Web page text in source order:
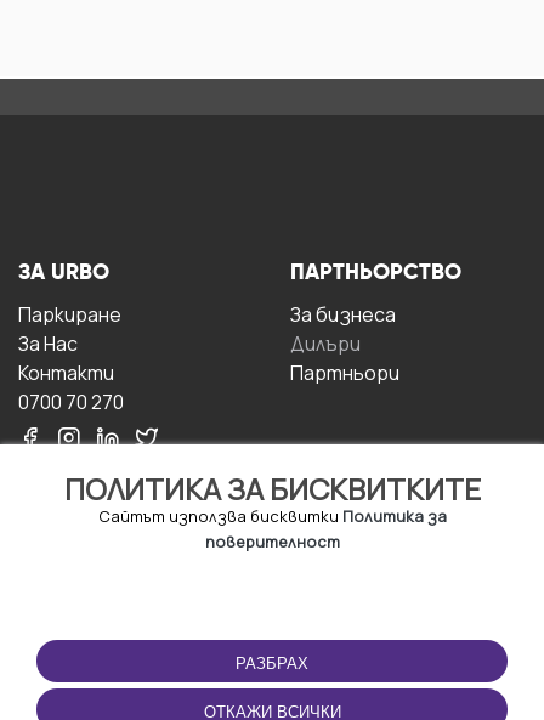
ПОЛИТИКА ЗА БИСКВИТКИТЕ
Сайтът използва бисквитки Политика за
поверителност
РАЗБРАХ
ОТКАЖИ ВСИЧКИ
ЗА URBO
Паркиране
За Hас
Контакти
0700 70 270
ПАРТНЬОРСТВО
За бизнесa
Дилъри
Партньори
ПОЛЗВАНЕ
Правила и условия за
ползване
ПРИЛОЖЕНИЕТО